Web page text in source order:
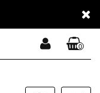
0